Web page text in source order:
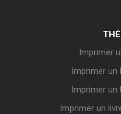
Imprimer
Imprimer un
Imprimer
Imprimer un